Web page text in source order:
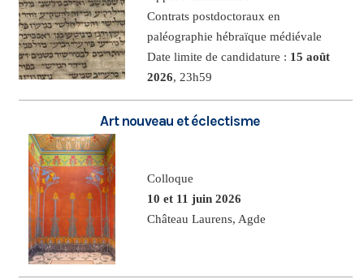
Contrats postdoctoraux en
paléographie hébraïque médiévale
Date limite de candidature : 15 août
2026, 23h59
Art nouveau et éclectisme
Colloque
10 et 11 juin 2026
Château Laurens, Agde